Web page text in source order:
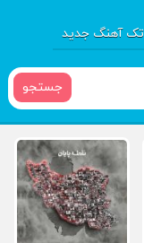
تک آهنگ جدید
جستجو